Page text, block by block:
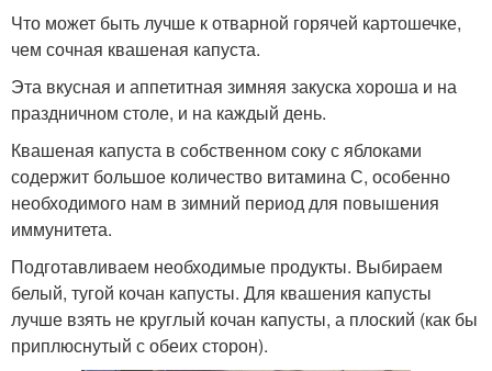
Что может быть лучше к отварной горячей картошечке,
чем сочная квашеная капуста.
Эта вкусная и аппетитная зимняя закуска хороша и на
праздничном столе, и на каждый день.
Квашеная капуста в собственном соку с яблоками
содержит большое количество витамина С, особенно
необходимого нам в зимний период для повышения
иммунитета.
Подготавливаем необходимые продукты. Выбираем
белый, тугой кочан капусты. Для квашения капусты
лучше взять не круглый кочан капусты, а плоский (как бы
приплюснутый с обеих сторон).